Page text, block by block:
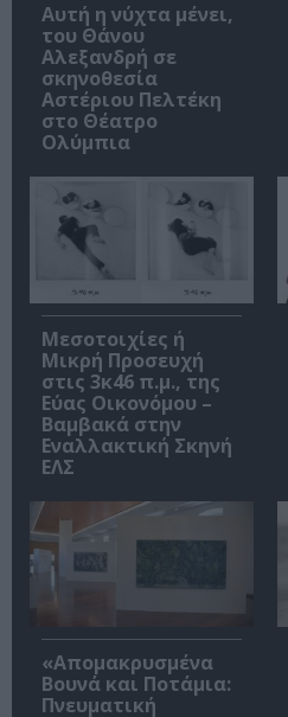
Αυτή η νύχτα μένει,
του Θάνου
Αλεξανδρή σε
σκηνοθεσία
Αστέριου Πελτέκη
στο Θέατρο
Ολύμπια
Μεσοτοιχίες ή
Μικρή Προσευχή
στις 3κ46 π.μ., της
Εύας Οικονόμου –
Βαμβακά στην
Εναλλακτική Σκηνή
ΕΛΣ
«Απομακρυσμένα
Βουνά και Ποτάμια:
Πνευματική